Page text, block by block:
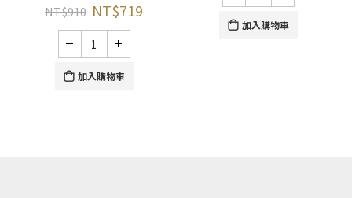
NT$910 NT$719
加入購物車
加入購物車